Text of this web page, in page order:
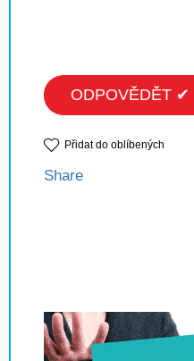
ODPOVĚDĚT ✔
Přidat do oblíbených
Share